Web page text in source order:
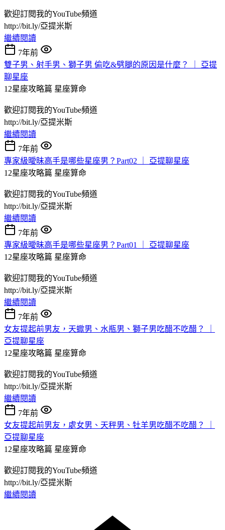
歡迎訂閱我的YouTube頻道
http://bit.ly/亞提米斯
繼續閱讀
7年前
雙子男、射手男、獅子男 偷吃&劈腿的原因是什麼？ ｜ 亞提
聊星座
12星座攻略篇 星座算命
歡迎訂閱我的YouTube頻道
http://bit.ly/亞提米斯
繼續閱讀
7年前
專家級曖昧高手是哪些星座男？Part02 ｜ 亞提聊星座
12星座攻略篇 星座算命
歡迎訂閱我的YouTube頻道
http://bit.ly/亞提米斯
繼續閱讀
7年前
專家級曖昧高手是哪些星座男？Part01 ｜ 亞提聊星座
12星座攻略篇 星座算命
歡迎訂閱我的YouTube頻道
http://bit.ly/亞提米斯
繼續閱讀
7年前
女友提起前男友，天蠍男、水瓶男、獅子男吃醋不吃醋？ ｜
亞提聊星座
12星座攻略篇 星座算命
歡迎訂閱我的YouTube頻道
http://bit.ly/亞提米斯
繼續閱讀
7年前
女友提起前男友，處女男、天秤男、牡羊男吃醋不吃醋？ ｜
亞提聊星座
12星座攻略篇 星座算命
歡迎訂閱我的YouTube頻道
http://bit.ly/亞提米斯
繼續閱讀